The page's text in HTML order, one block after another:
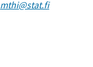
mthi@stat.fi